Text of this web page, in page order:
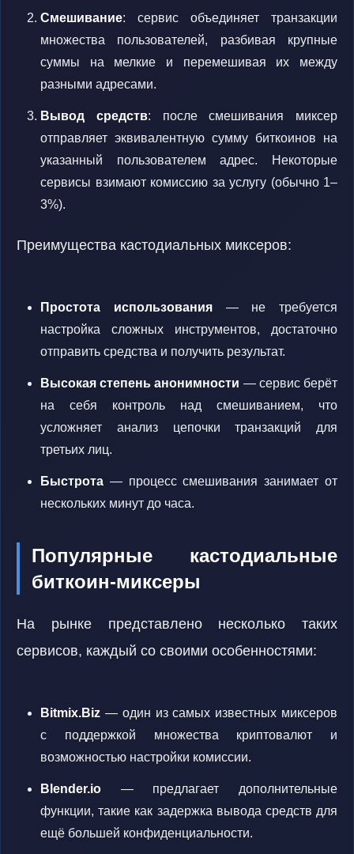
Смешивание: сервис объединяет транзакции
множества пользователей, разбивая крупные
суммы на мелкие и перемешивая их между
разными адресами.
Вывод средств: после смешивания миксер
отправляет эквивалентную сумму биткоинов на
указанный пользователем адрес. Некоторые
сервисы взимают комиссию за услугу (обычно 1–
3%).
Преимущества кастодиальных миксеров:
Простота использования— не требуется
настройка сложных инструментов, достаточно
отправить средства и получить результат.
Высокая степень анонимности — сервис берёт
на себя контроль над смешиванием, что
усложняет анализ цепочки транзакций для
третьих лиц.
Быстрота — процесс смешивания занимает от
нескольких минут до часа.
Популярные кастодиальные
биткоин-миксеры
На рынке представлено несколько таких
сервисов, каждый со своими особенностями:
Bitmix.Biz — один из самых известных миксеров
с поддержкой множества криптовалют и
возможностью настройки комиссии.
Blender.io — предлагает дополнительные
функции, такие как задержка вывода средств для
ещё большей конфиденциальности.